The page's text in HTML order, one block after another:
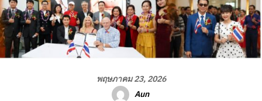
พฤษภาคม 23, 2026
Aun